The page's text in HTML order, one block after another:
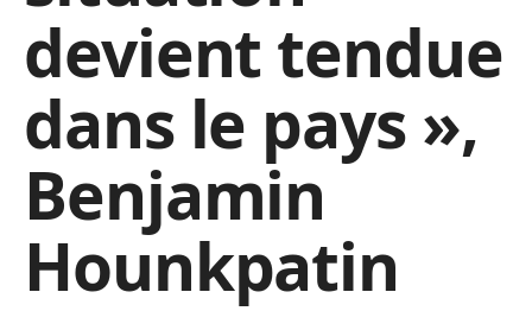
devient tendue
dans le pays »,
Benjamin
Hounkpatin